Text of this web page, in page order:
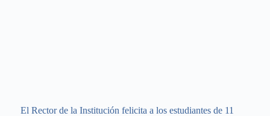
El Rector de la Institución felicita a los estudiantes de 11